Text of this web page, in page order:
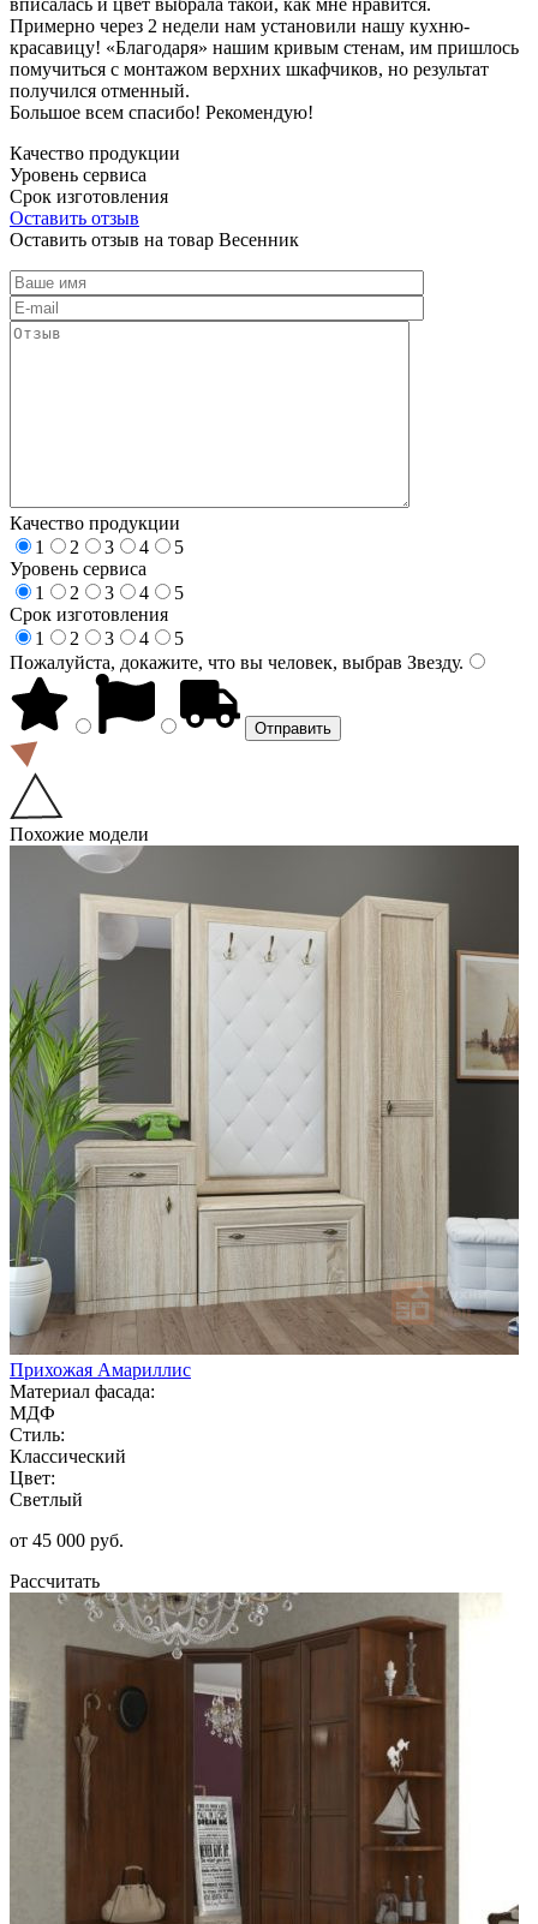
Примерно через 2 недели нам установили нашу кухню-
красавицу! «Благодаря» нашим кривым стенам, им пришлось
помучиться с монтажом верхних шкафчиков, но результат
получился отменный.
Большое всем спасибо! Рекомендую!
Качество продукции
Уровень сервиса
Срок изготовления
Оставить отзыв
Оставить отзыв на товар Весенник
Качество продукции
1
2 3 4
5
Уровень сервиса
1
2 3 4
5
Срок изготовления
1
2 3 4
5
Пожалуйста, докажите, что вы человек, выбрав Звезду.
Похожие модели
Прихожая Амариллис
Материал фасада:
МДФ
Стиль:
Классический
Цвет:
Светлый
от 45 000 руб.
Рассчитать